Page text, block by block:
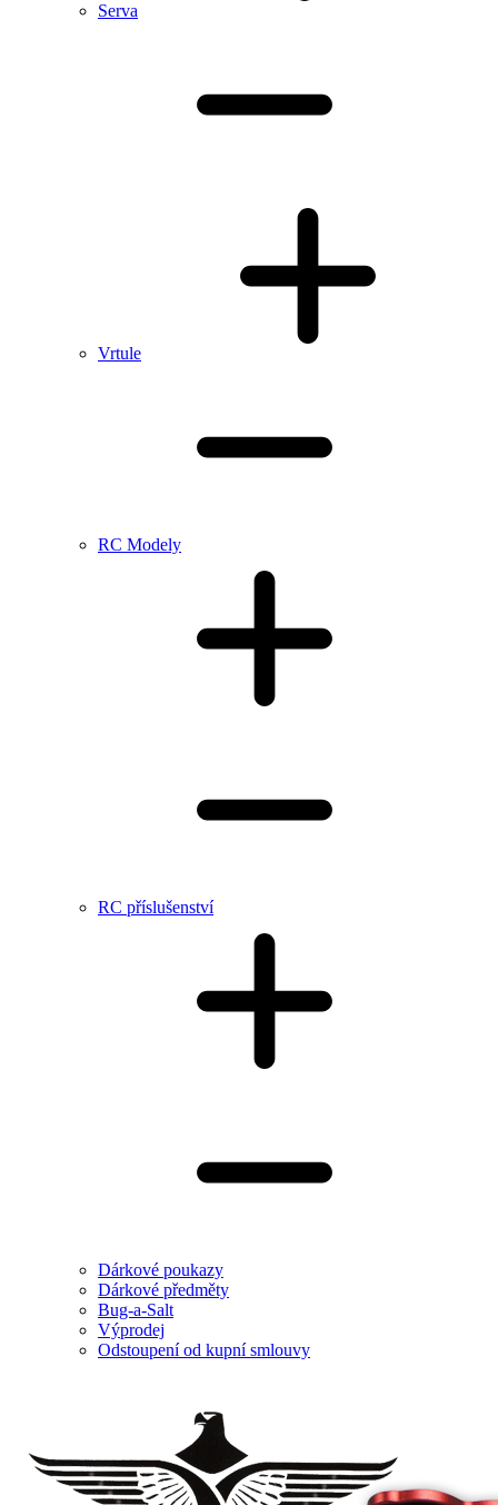
Serva
Vrtule
RC Modely
RC příslušenství
Dárkové poukazy
Dárkové předměty
Bug-a-Salt
Výprodej
Odstoupení od kupní smlouvy